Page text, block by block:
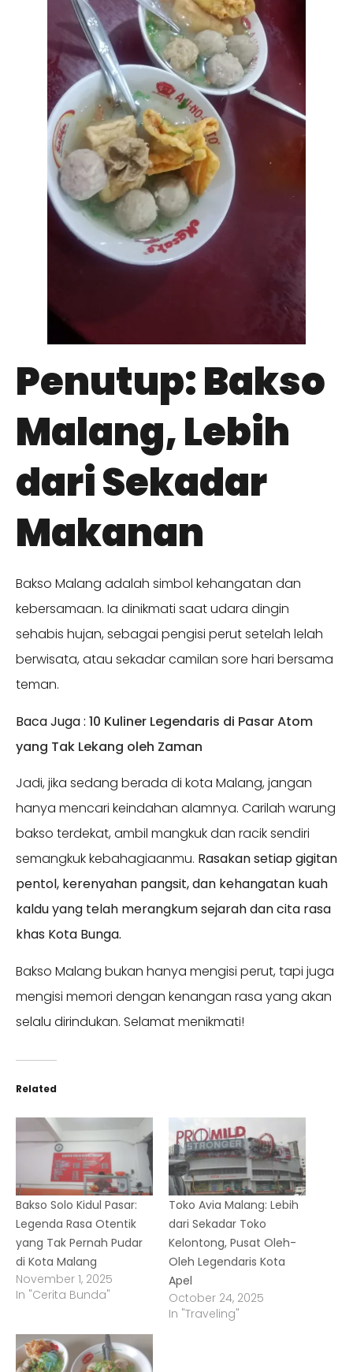
Penutup: Bakso
Malang, Lebih
dari Sekadar
Makanan
Bakso Malang adalah simbol kehangatan dan
kebersamaan. Ia dinikmati saat udara dingin
sehabis hujan, sebagai pengisi perut setelah lelah
berwisata, atau sekadar camilan sore hari bersama
teman.
Baca Juga : 10 Kuliner Legendaris di Pasar Atom
yang Tak Lekang oleh Zaman
Jadi, jika sedang berada di kota Malang, jangan
hanya mencari keindahan alamnya. Carilah warung
bakso terdekat, ambil mangkuk dan racik sendiri
semangkuk kebahagiaanmu. Rasakan setiap gigitan
pentol, kerenyahan pangsit, dan kehangatan kuah
kaldu yang telah merangkum sejarah dan cita rasa
khas Kota Bunga.
Bakso Malang bukan hanya mengisi perut, tapi juga
mengisi memori dengan kenangan rasa yang akan
selalu dirindukan. Selamat menikmati!
Related
Bakso Solo Kidul Pasar:
Legenda Rasa Otentik
yang Tak Pernah Pudar
di Kota Malang
November 1, 2025
In "Cerita Bunda"
Toko Avia Malang: Lebih
dari Sekadar Toko
Kelontong, Pusat Oleh-
Oleh Legendaris Kota
Apel
October 24, 2025
In "Traveling"